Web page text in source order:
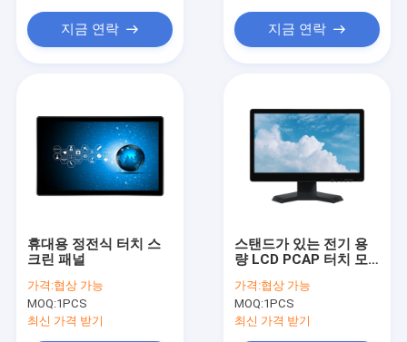
지금 연락 지금 연락
휴대용 정전식 터치 스
크린 패널
가격:협상 가능
MOQ:1PCS
최신 가격 받기
스탠드가 있는 전기 용
량 LCD PCAP 터치 모
탑 50-60 Hz
가격:협상 가능
MOQ:1PCS
최신 가격 받기